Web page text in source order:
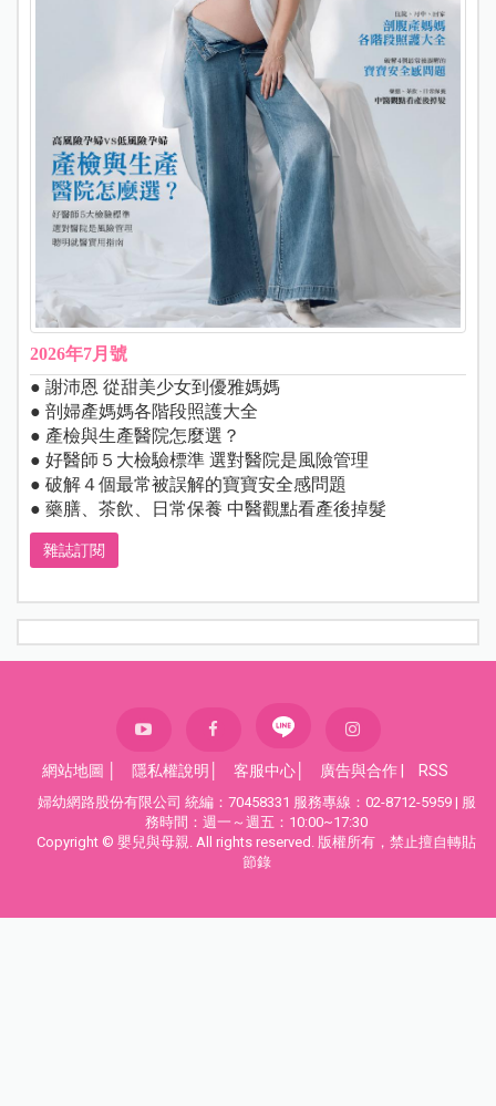
2026年7月號
● 謝沛恩 從甜美少女到優雅媽媽
● 剖婦產媽媽各階段照護大全
● 產檢與生產醫院怎麼選？
● 好醫師５大檢驗標準 選對醫院是風險管理
● 破解４個最常被誤解的寶寶安全感問題
● 藥膳、茶飲、日常保養 中醫觀點看產後掉髮
雜誌訂閱
網站地圖 隱私權說明 客服中心 廣告與合作 RSS
婦幼網路股份有限公司 統編：70458331 服務專線：02-8712-5959 | 服
務時間：週一～週五：10:00~17:30
Copyright © 嬰兒與母親. All rights reserved. 版權所有，禁止擅自轉貼
節錄